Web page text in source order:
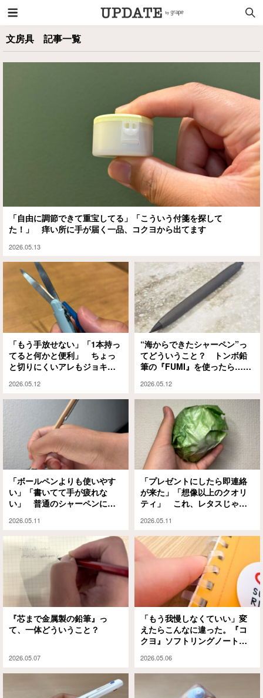
文房具 記事一覧
「自由に調節できて重宝してる」「こういう付箋を探して
た！」 痒い所に手が届く一品、コクヨから出てます
2026.05.13
「もう手放せない」「1本持っ
てると何かと便利」 ちょっ
と切りにくいアレもジョキジ
れだ
2026.05.12
“海からできたシャーペン”っ
てどういうこと？ トンボ鉛
筆の『FUMI』を使ったら…
だけで気持ちが整うかも」
2026.05.12
「ボールペンよりも使いやす
い」「書いてて手が疲れな
い」 普通のシャーペンに飽
2026.05.11
「プレゼントにしたら即連絡
が来た」「想像以上のクオリ
ティ」 これ、レタスじゃな
2026.05.11
『芯まで金属製の鉛筆』っ
て、一体どういうこと？
2026.05.07
「もう我慢しなくていい」変
えたらこんなに違った。『コ
クヨ』ソフトリングノートの
2026.05.06